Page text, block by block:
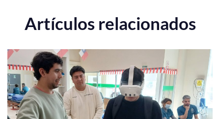
Artículos relacionados